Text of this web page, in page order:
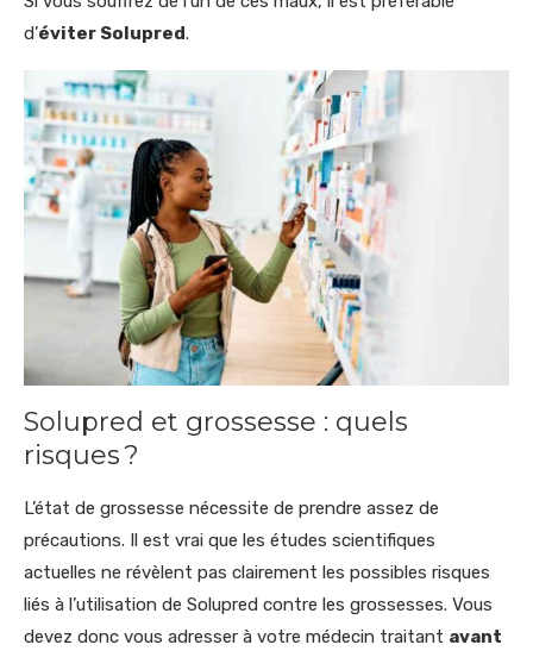
d’éviter Solupred.
Solupred et grossesse : quels
risques ?
L’état de grossesse nécessite de prendre assez de
précautions. Il est vrai que les études scientifiques
actuelles ne révèlent pas clairement les possibles risques
liés à l’utilisation de Solupred contre les grossesses. Vous
devez donc vous adresser à votre médecin traitant avant